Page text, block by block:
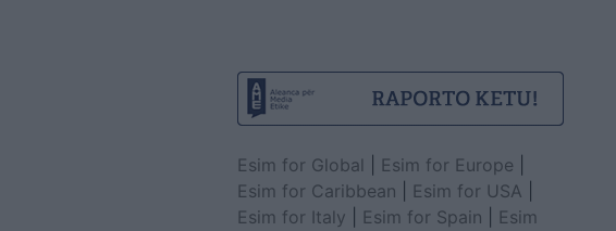
Esim for Global Esim for Europe
Esim for Caribbean
Esim for USA
Esim for Italy
Esim for Spain
Esim